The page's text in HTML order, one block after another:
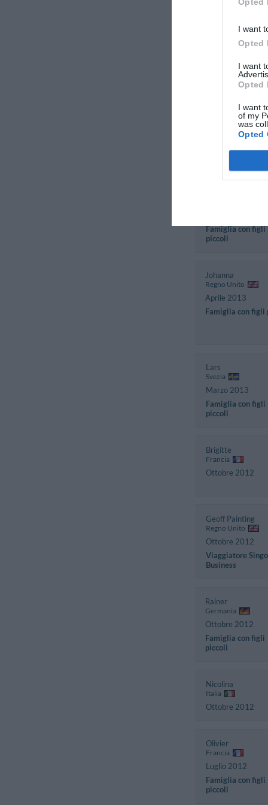
I want
Opted
I want
Opted
I want
of my
was
Opted
Maggio 2013
Famiglia con figli
Aprile 2013
Famiglia con figli
piccoli
Johanna
Regno Unito
Aprile 2013
Famiglia con figli
Lars
Svezia
Marzo 2013
Famiglia con figli
piccoli
Brigitte
Francia
Ottobre 2012
Geoff Painting
Regno Unito
Ottobre 2012
Viaggiatore
Business
Rainer
Germania
Ottobre 2012
Famiglia con figli
piccoli
Nicolina
Italia
Ottobre 2012
Olivier
Francia
Luglio 2012
Famiglia con figli
piccoli